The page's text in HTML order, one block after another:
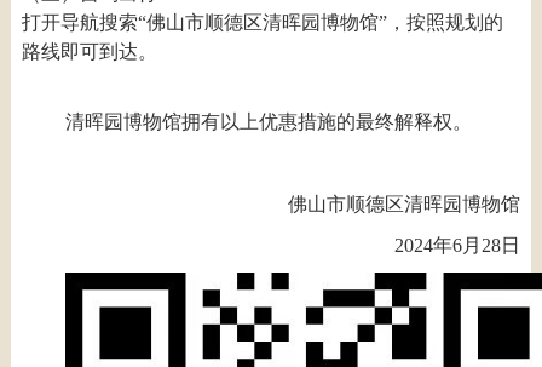
打开导航搜索“佛山市顺德区清晖园博物馆”，按照规划的
路线即可到达。
清晖园博物馆拥有以上优惠措施的最终解释权。
佛山市顺德区清晖园博物馆
2024年6月28日